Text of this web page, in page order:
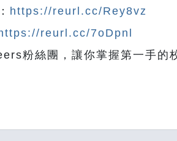
https://reurl.cc/Rey8vz
reurl.cc/7oDpnl
粉絲團，讓你掌握第一手的